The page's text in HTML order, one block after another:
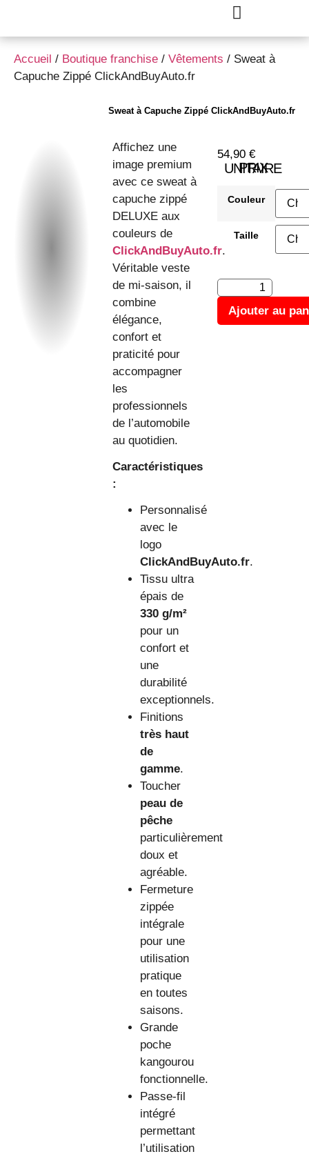
Accueil / Boutique franchise / Vêtements / Sweat à
Capuche Zippé ClickAndBuyAuto.fr
Sweat à Capuche Zippé ClickAndBuyAuto.fr
Affichez une
image premium
avec ce sweat à
capuche zippé
DELUXE aux
couleurs de
ClickAndBuyAuto.fr.
Véritable veste
de mi-saison, il
combine
élégance,
confort et
praticité pour
accompagner
les
professionnels
de l’automobile
au quotidien.
Caractéristiques
:
Personnalisé
avec le
logo
ClickAndBuyAuto.fr.
Tissu ultra
épais de
330 g/m²
pour un
confort et
une
durabilité
exceptionnels.
Finitions
très haut
de
gamme.
Toucher
peau de
pêche
particulièrement
doux et
agréable.
Fermeture
zippée
intégrale
pour une
utilisation
pratique
en toutes
saisons.
Grande
poche
kangourou
fonctionnelle.
Passe-fil
intégré
permettant
l’utilisation
54,90€
PRIX UNITAIRE
Couleur
Taille
Ajouter au